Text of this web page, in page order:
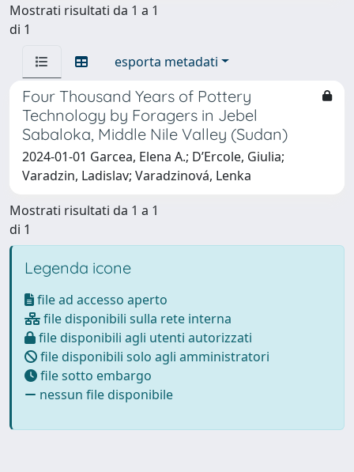
Mostrati risultati da 1 a 1
di 1
esporta metadati
Four Thousand Years of Pottery
Technology by Foragers in Jebel
Sabaloka, Middle Nile Valley (Sudan)
2024-01-01 Garcea, Elena A.; D’Ercole, Giulia;
Varadzin, Ladislav; Varadzinová, Lenka
Mostrati risultati da 1 a 1
di 1
Legenda icone
file ad accesso aperto
file disponibili sulla rete interna
file disponibili agli utenti autorizzati
file disponibili solo agli amministratori
file sotto embargo
nessun file disponibile